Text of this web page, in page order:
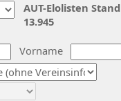
Vorname
AUT-Elolisten
13.945